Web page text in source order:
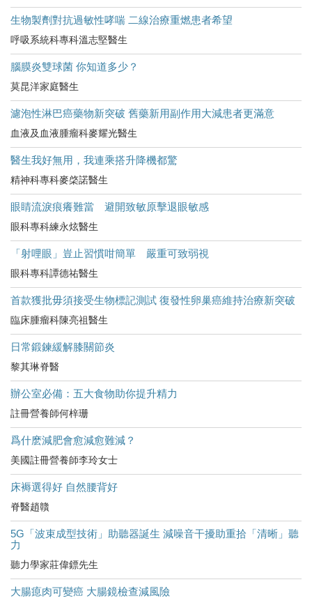
生物製劑對抗過敏性哮喘 二線治療重燃患者希望
呼吸系統科專科溫志堅醫生
腦膜炎雙球菌 你知道多少？
莫昆洋家庭醫生
濾泡性淋巴癌藥物新突破 舊藥新用副作用大減患者更滿意
血液及血液腫瘤科麥耀光醫生
醫生我好無用，我連乘搭升降機都驚
精神科專科麥棨諾醫生
眼睛流淚痕癢難當 避開致敏原擊退眼敏感
眼科專科練永炫醫生
「射哩眼」豈止習慣咁簡單 嚴重可致弱視
眼科專科譚德祐醫生
首款獲批毋須接受生物標記測試 復發性卵巢癌維持治療新突破
臨床腫瘤科陳亮祖醫生
日常鍛鍊緩解膝關節炎
黎其琳脊醫
辦公室必備：五大食物助你提升精力
註冊營養師何梓珊
爲什麽減肥會愈減愈難減？
美國註冊營養師李玲女士
床褥選得好 自然腰背好
脊醫趙贛
5G「波束成型技術」助聽器誕生 減噪音干擾助重拾「清晰」聽
力
聽力學家莊偉鏢先生
大腸瘜肉可變癌 大腸鏡檢查減風險